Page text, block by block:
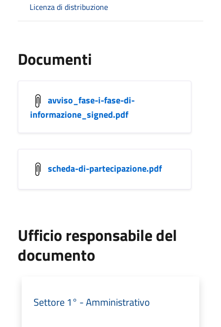
Licenza di distribuzione
Documenti
avviso_fase-i-fase-di-
informazione_signed.pdf
scheda-di-partecipazione.pdf
Ufficio responsabile del
documento
Settore 1° - Amministrativo